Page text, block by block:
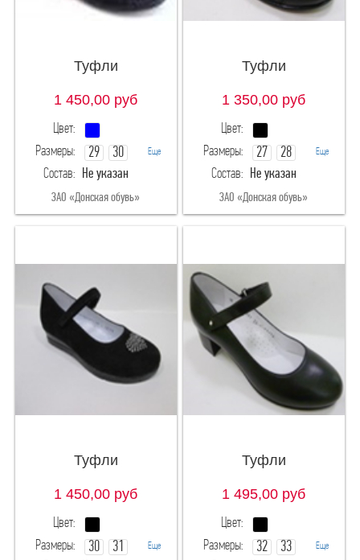
Туфли
1 450,00 руб
Цвет:
Размеры:
29
30
31
32
Еще
Состав: Не указан
ЗАО «Донская обувь»
Туфли
1 350,00 руб
Цвет:
Размеры:
27
28
29
30
Еще
Состав: Не указан
ЗАО «Донская обувь»
Туфли
1 450,00 руб
Цвет:
Размеры:
30
31
Еще
Туфли
1 495,00 руб
Цвет:
Размеры:
32
33
Еще